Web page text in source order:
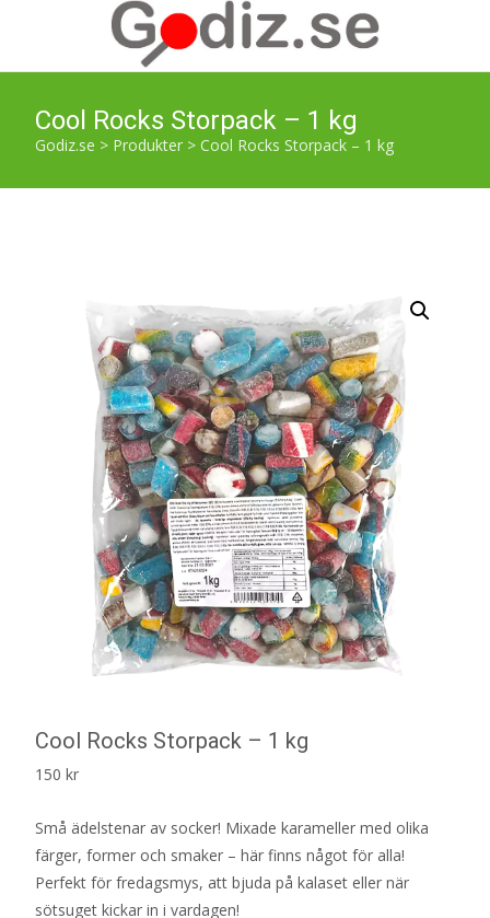
Cool Rocks Storpack – 1 kg
Godiz.se > Produkter > Cool Rocks Storpack – 1 kg
Cool Rocks Storpack – 1 kg
150 kr
Små ädelstenar av socker! Mixade karameller med olika
färger, former och smaker – här finns något för alla!
Perfekt för fredagsmys, att bjuda på kalaset eller när
sötsuget kickar in i vardagen!